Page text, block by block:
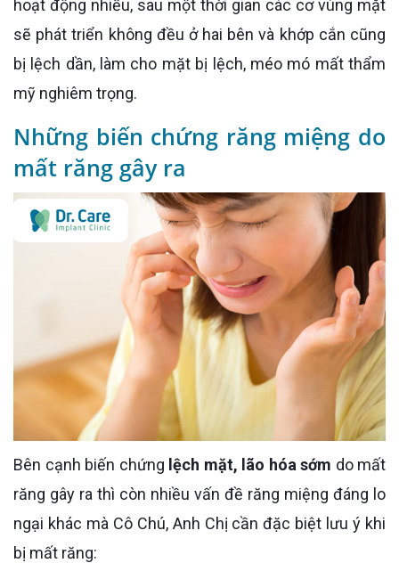
hoạt động nhiều, sau một thời gian các cơ vùng mặt
sẽ phát triển không đều ở hai bên và khớp cắn cũng
bị lệch dần, làm cho mặt bị lệch, méo mó mất thẩm
mỹ nghiêm trọng.
Những biến chứng răng miệng do
mất răng gây ra
Bên cạnh biến chứng lệch mặt, lão hóa sớm do mất
răng gây ra thì còn nhiều vấn đề răng miệng đáng lo
ngại khác mà Cô Chú, Anh Chị cần đặc biệt lưu ý khi
bị mất răng: